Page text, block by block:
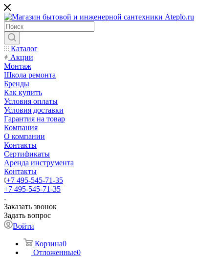
Каталог
Акции
Монтаж
Школа ремонта
Бренды
Как купить
Условия оплаты
Условия доставки
Гарантия на товар
Компания
О компании
Контакты
Сертификаты
Аренда инструмента
Контакты
+7 495-545-71-35
+7 495-545-71-35
Заказать звонок
Задать вопрос
Войти
Корзина0
Отложенные0